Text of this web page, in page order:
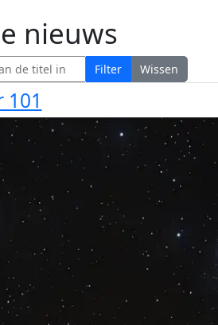
nieuws
de titel in Filter Wissen
101